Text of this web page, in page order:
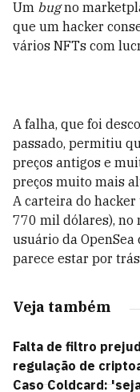
Um bugno
que um hacker
vários NFTs com
A falha, que foi
passado, permitiu
preços antigos e
preços muito mais
A carteira do hacker
770 mil dólares), no
usuário da
parece estar por
Veja também
Falta de filtro
regulação de
Caso Coldcard: